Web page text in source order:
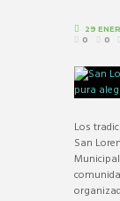
29
0 0
Los
San